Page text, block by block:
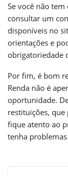
Se você não
consultar um
disponíveis no
orientações e
obrigatoriedade
Por fim, é bom
Renda não é
oportunidade.
restituições,
fique atento ao
tenha problemas